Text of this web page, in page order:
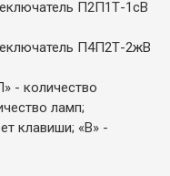
П2П1Т-1сВ
П4П2Т-2жВ
- количество
ламп;
клавиши; «В» -